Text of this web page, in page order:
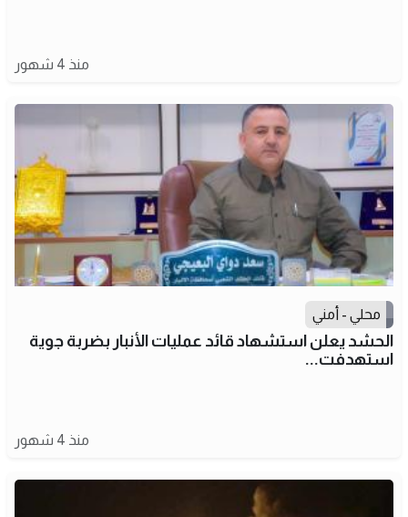
منذ 4 شهور
محلي - أمني
الحشد يعلن استشهاد قائد عمليات الأنبار بضربة جوية
استهدفت...
منذ 4 شهور